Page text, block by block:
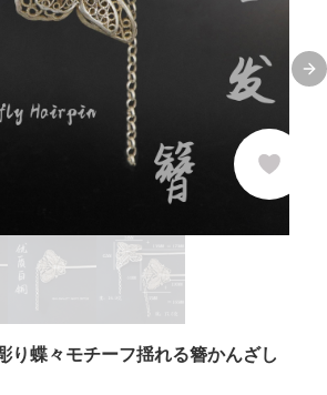
り蝶々モチーフ揺れる簪かんざし